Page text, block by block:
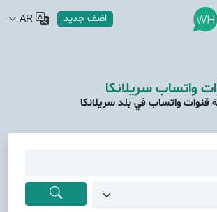
اضف جديد
واتساب سريلانكا
قنوات واتساب في بلد سريلانكا